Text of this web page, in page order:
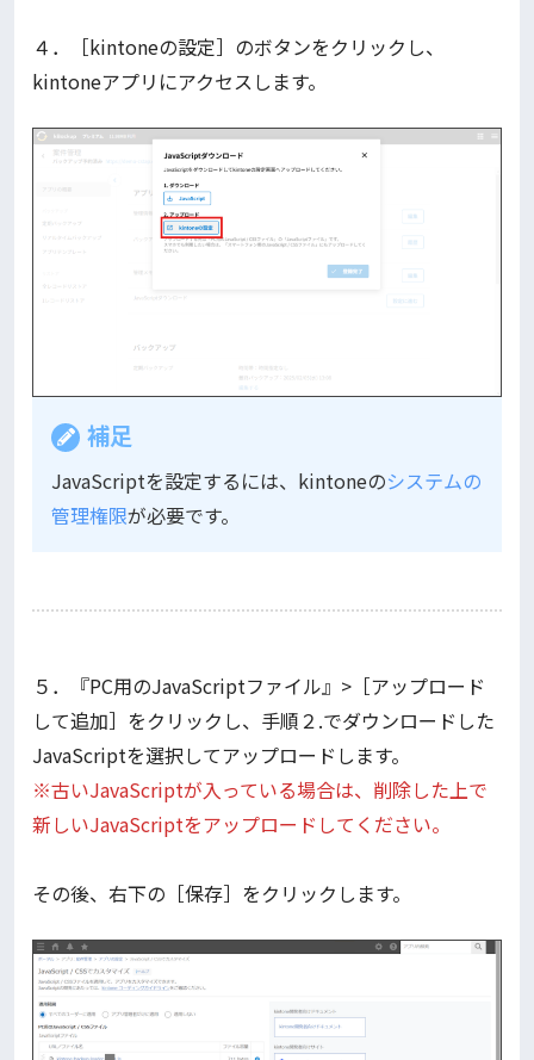
４．［kintoneの設定］のボタンをクリックし、
kintoneアプリにアクセスします。
補足
JavaScriptを設定するには、kintoneのシステムの
管理権限が必要です。
５．『PC用のJavaScriptファイル』>［アップロード
して追加］をクリックし、手順２.でダウンロードした
JavaScriptを選択してアップロードします。
※古いJavaScriptが入っている場合は、削除した上で
新しいJavaScriptをアップロードしてください。
その後、右下の［保存］をクリックします。